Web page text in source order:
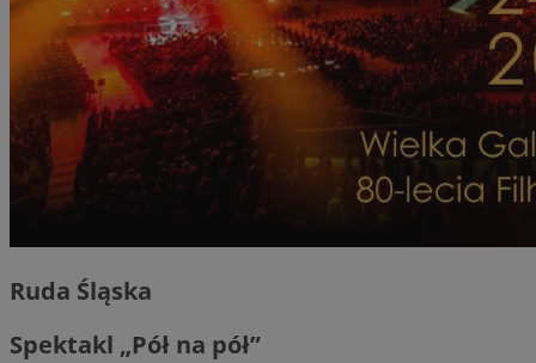
Ruda Śląska
Spektakl „Pół na pół”